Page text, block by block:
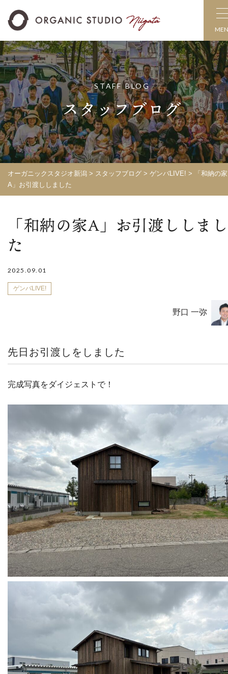
STAFF BLOG
スタッフブログ
オーガニックスタジオ新潟 > スタッフブログ > ゲンバLIVE! >
「和納の家
A」お引渡ししました
「和納の家A」お引渡ししまし
た
2025.09.01
ゲンバLIVE!
野口 一弥
先日お引渡しをしました
完成写真をダイジェストで！